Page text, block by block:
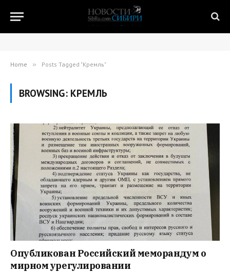
Home » Posts Tagged "Кремль"
BROWSING: КРЕМЛЬ
Опубликован Российский меморандум о
мирном урегулировании